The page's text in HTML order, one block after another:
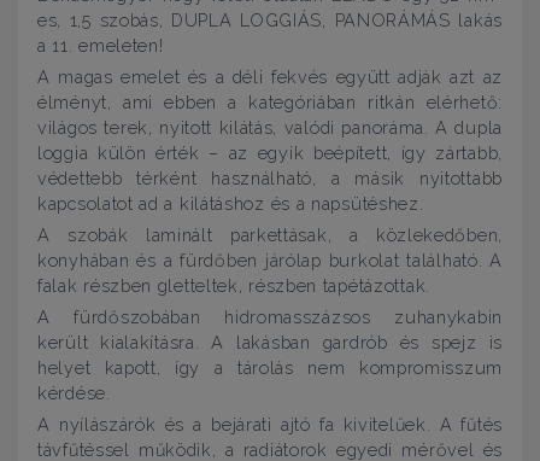
es, 1,5 szobás, DUPLA LOGGIÁS, PANORÁMÁS lakás
a 11. emeleten!
A magas emelet és a déli fekvés együtt adják azt az
élményt, ami ebben a kategóriában ritkán elérhető:
világos terek, nyitott kilátás, valódi panoráma. A dupla
loggia külön érték – az egyik beépített, így zártabb,
védettebb térként használható, a másik nyitottabb
kapcsolatot ad a kilátáshoz és a napsütéshez.
A szobák laminált parkettásak, a közlekedőben,
konyhában és a fürdőben járólap burkolat található. A
falak részben gletteltek, részben tapétázottak.
A fürdőszobában hidromasszázsos zuhanykabin
került kialakításra. A lakásban gardrób és spejz is
helyet kapott, így a tárolás nem kompromisszum
kérdése.
A nyílászárók és a bejárati ajtó fa kivitelűek. A fűtés
távfűtéssel működik, a radiátorok egyedi mérővel és